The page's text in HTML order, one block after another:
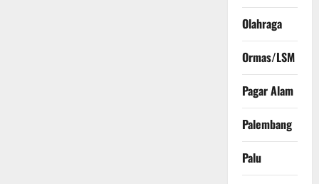
Olahraga
Ormas/LSM
Pagar Alam
Palembang
Palu